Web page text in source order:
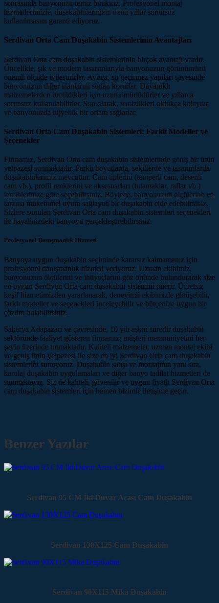
sonrasında banyonuzu temiz bırakırız. Profesyonel montaj
hizmetlerimizle, duşakabinlerinizin uzun yıllar sorunsuz
kullanılmasını garanti ediyoruz.
Serdivan Orta Cam Duşakabin Sistemlerinin Avantajları
Serdivan Orta cam duşakabin sistemlerinin birçok avantajı vardır.
Öncelikle, şık ve modern tasarımlarıyla banyonuzun görünümünü
önemli ölçüde iyileştirirler. Ayrıca, su geçirmez yapıları sayesinde
banyonuzun diğer alanlarını sudan korurlar. Dayanıklı
malzemelerden üretildikleri için uzun ömürlüdürler ve yıllarca
sorunsuz kullanılabilirler. Son olarak, temizlikleri oldukça kolaydır
ve banyonuzda hijyenik bir ortam sağlarlar.
Serdivan Orta Cam Duşakabin Sistemleri: Farklı Modeller ve
Seçenekler
Firmamız, Serdivan Orta cam duşakabin sistemlerinde geniş bir ürün
yelpazesi sunmaktadır. Farklı boyutlarda, şekillerde ve tasarımlarda
duşakabinlerimiz mevcuttur. Cam tiplerini (temperli cam, desenli
cam vb.), profil renklerini ve aksesuarları (tutamaklar, raflar vb.)
tercihlerinize göre seçebilirsiniz. Böylece, banyonuzun ölçülerine ve
tarzına mükemmel uyum sağlayan bir duşakabin elde edebilirsiniz.
Sizlere sunulan Serdivan Orta cam duşakabin sistemleri seçenekleri
ile hayalinizdeki banyoyu gerçekleştirebilirsiniz.
Profesyonel Danışmanlık Hizmeti
Banyoya uygun duşakabin seçiminde kararsız kalmamanız için
profesyonel danışmanlık hizmeti veriyoruz. Uzman ekibimiz,
banyonuzun ölçülerini ve ihtiyaçlarını göz önünde bulundurarak size
en uygun Serdivan Orta cam duşakabin sistemini önerir. Ücretsiz
keşif hizmetimizden yararlanarak, deneyimli ekibimizle görüşebilir,
farklı modeller ve seçenekleri inceleyebilir ve bütçenize uygun bir
çözüm bulabilirsiniz.
Sakarya Adapazarı ve çevresinde, 10 yılı aşkın süredir duşakabin
sektöründe faaliyet gösteren firmamız, müşteri memnuniyetini her
şeyin üzerinde tutmaktadır. Kaliteli malzemeler, uzman montaj ekibi
ve geniş ürün yelpazesi ile size en iyi Serdivan Orta cam duşakabin
sistemlerini sunuyoruz. Duşakabin satışı ve montajının yanı sıra,
karolaj duşakabin uygulamaları ve diğer banyo tadilat hizmetleri de
sunmaktayız. Siz de kaliteli, güvenilir ve uygun fiyatlı Serdivan Orta
cam duşakabin sistemleri için hemen bizimle iletişime geçin.
Benzer Yazılar
Serdivan 95 CM İki Duvar Arası Cam Duşakabin
Serdivan 130X125 Cam Duşakabin
Serdivan 90X115 Mika Duşakabin